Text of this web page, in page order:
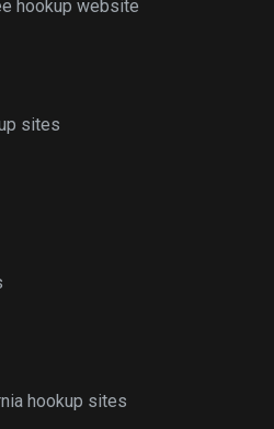
hookup website
sites
hookup sites